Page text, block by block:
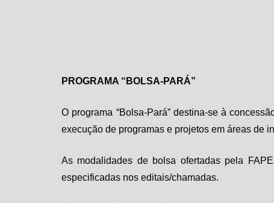
PROGRAMA “BOLSA-PARÁ”
O programa “Bolsa-Pará” destina-se à
execução de programas e projetos em áreas de
As modalidades de bolsa ofertadas pela
especificadas nos editais/chamadas.